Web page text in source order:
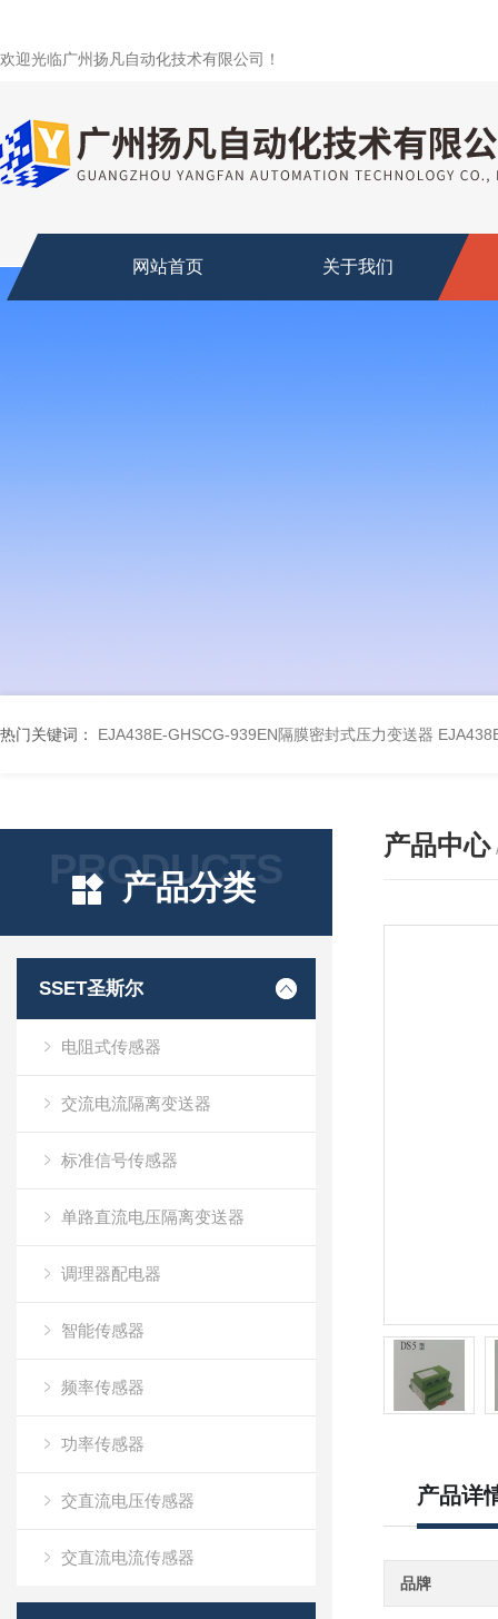
欢迎光临广州扬凡自动化技术有限公司！
网站首页 关于我们
热门关键词： EJA438E-GHSCG-939EN隔膜密封式压力变送器
PRODUCTS
产品分类
SSET圣斯尔
电阻式传感器
交流电流隔离变送器
标准信号传感器
单路直流电压隔离变送器
调理器配电器
智能传感器
频率传感器
功率传感器
交直流电压传感器
交直流电流传感器
产品中心
产品详
品牌